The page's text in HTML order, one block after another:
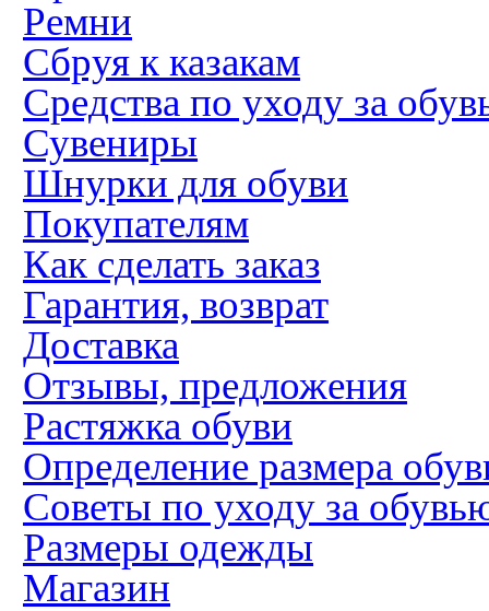
Ремни
Сбруя к казакам
Средства по уходу за
Сувениры
Шнурки для обуви
Покупателям
Как сделать заказ
Гарантия, возврат
Доставка
Отзывы, предложения
Растяжка обуви
Определение размера
Советы по уходу за
Размеры одежды
Магазин